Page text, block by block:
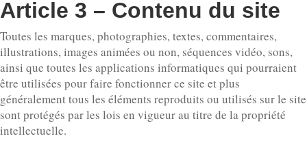
Article 3 – Contenu du site
Toutes les marques, photographies, textes, commentaires,
illustrations, images animées ou non, séquences vidéo, sons,
ainsi que toutes les applications informatiques qui pourraient
être utilisées pour faire fonctionner ce site et plus
généralement tous les éléments reproduits ou utilisés sur le site
sont protégés par les lois en vigueur au titre de la propriété
intellectuelle.